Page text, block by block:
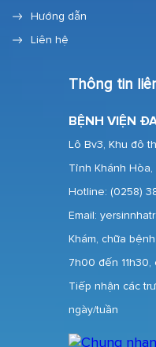
Hướng dẫn
Liên hệ
Thông tin
BỆNH VIỆN
Lô Bv3, Khu đô
Tỉnh Khánh Hòa,
Hotline: (0258)
Email:
Khám, chữa
7h00 đến
Tiếp nhận các
ngày/tuần